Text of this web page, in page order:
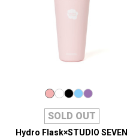
SOLD OUT
Hydro Flask×STUDIO SEVEN